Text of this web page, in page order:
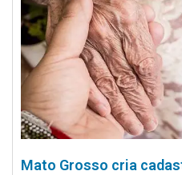
Mato Grosso cria